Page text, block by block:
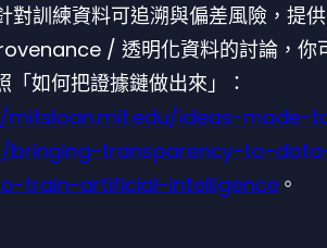
對訓練資料可追溯與偏差風險，提
/ 透明化資料的討論，你
「如何把證據鏈做出來」：
ideas-made-
bringing-transparency-to-
train-artificial-intelligence 。